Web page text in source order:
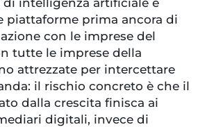
piattaforme prima ancora di
con le imprese del
tutte le imprese della
attrezzate per intercettare
il rischio concreto è che il
dalla crescita finisca ai
digitali, invece di